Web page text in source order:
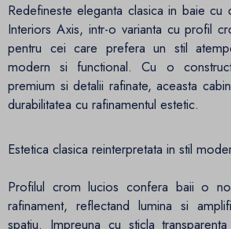
Redefineste eleganta clasica in baie cu
Interiors Axis, intr-o varianta cu profil
pentru cei care prefera un stil
modern si functional. Cu o
premium si detalii rafinate, aceasta
durabilitatea cu rafinamentul estetic.
Estetica clasica reinterpretata in stil
Profilul crom lucios confera baii o
rafinament, reflectand lumina si
spatiu. Impreuna cu sticla